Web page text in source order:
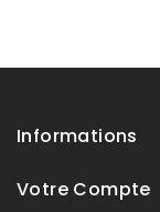
Informations
Votre Compte